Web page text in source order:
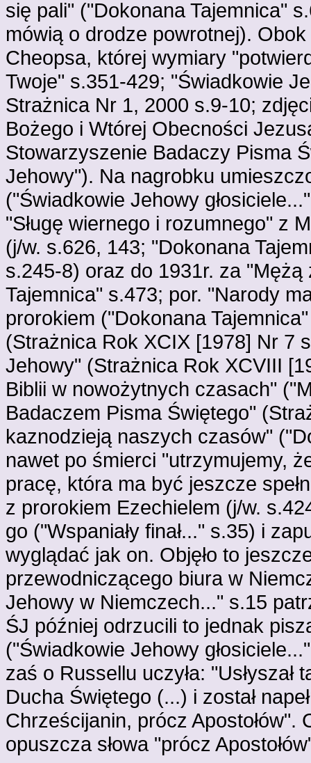
się pali" ("Dokonana Tajemnica"
mówią o drodze powrotnej).
Cheopsa, której wymiary
Twoje" s.351-429; "Świadkowie
Strażnica Nr 1, 2000 s.9-10;
Bożego i Wtórej Obecności
Stowarzyszenie Badaczy Pisma
Jehowy"). Na nagrobku
("Świadkowie Jehowy
"Sługę wiernego i rozumnego" z
(j/w. s.626, 143; "Dokonana
s.245-8) oraz do 1931r. za
Tajemnica" s.473; por. "Narody
prorokiem ("Dokonana
(Strażnica Rok XCIX [1978] Nr 7
Jehowy" (Strażnica Rok XCVIII
Biblii w nowożytnych czasach"
Badaczem Pisma Świętego"
kaznodzieją naszych czasów"
nawet po śmierci "utrzymujemy,
pracę, która ma być jeszcze
z prorokiem Ezechielem (j/w.
go ("Wspaniały finał..." s.35) i
wyglądać jak on. Objęło to
przewodniczącego biura w
Jehowy w Niemczech..." s.15
ŚJ później odrzucili to jednak
("Świadkowie Jehowy
zaś o Russellu uczyła:
Ducha Świętego (...) i został
Chrześcijanin, prócz
opuszcza słowa "prócz